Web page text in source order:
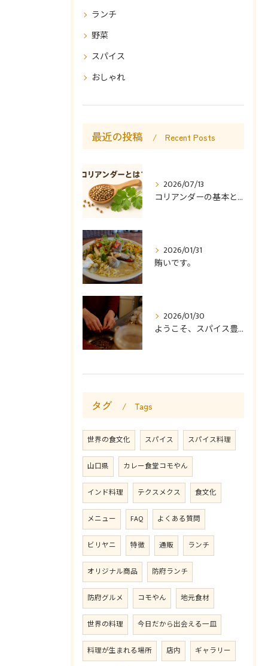
ランチ
野菜
スパイス
おしゃれ
最近の投稿 Recent Posts
2026/07/13
コリアンダーの基本と使い方
2026/01/31
賄いです。
2026/01/30
ようこそ、スパイス豊かなカレー食堂コモやんへ。
タグ Tags
世界の食文化 スパイス スパイス料理
山口県 カレー食堂コモやん
インド料理 テクスメクス 食文化
メニュー FAQ よくある質問
ビリヤニ 特徴 通販 ランチ
オリジナル商品 防府ランチ
防府グルメ コモやん 地元食材
世界の料理 今日だから出会える一皿
料理が生まれる場所 店内 ギャラリー